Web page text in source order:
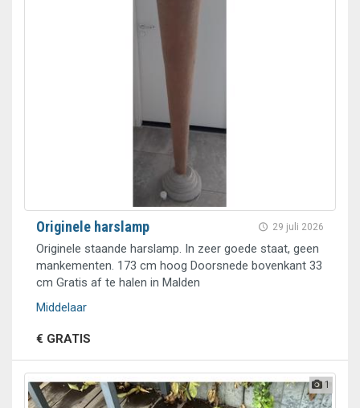
29 juli 2026
Originele harslamp
Originele staande harslamp. In zeer goede staat, geen
mankementen. 173 cm hoog Doorsnede bovenkant 33
cm Gratis af te halen in Malden
Middelaar
€ GRATIS
1